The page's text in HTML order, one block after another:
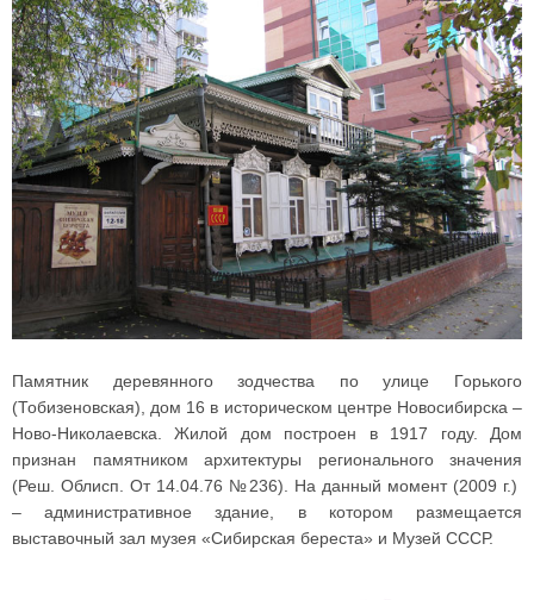
Памятник деревянного зодчества по улице Горького
(Тобизеновская), дом 16 в историческом центре Новосибирска –
Ново-Николаевска. Жилой дом построен в 1917 году. Дом
признан памятником архитектуры регионального значения
(Реш. Облисп. От 14.04.76 №236). На данный момент (2009 г.)
– административное здание, в котором размещается
выставочный зал музея «Сибирская береста» и Музей СССР.